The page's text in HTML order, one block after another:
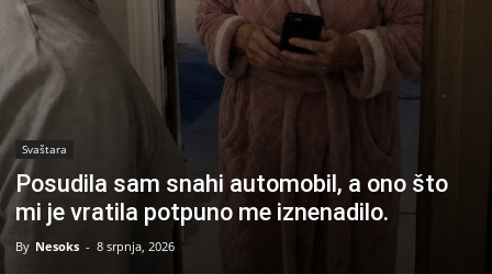
Svaštara
Posudila sam snahi automobil, a ono što
mi je vratila potpuno me iznenadilo.
By Nesoks - 8 srpnja, 2026